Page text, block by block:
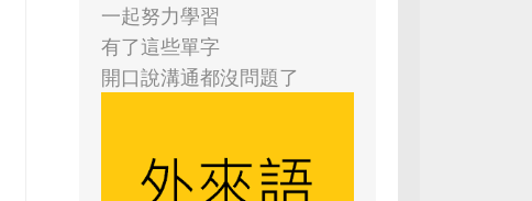
一起努力學習
有了這些單字
開口說溝通都沒問題了